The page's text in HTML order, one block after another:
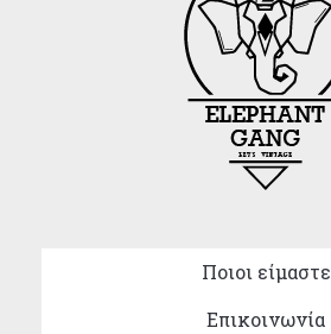
Ποιοι είμαστε
Επικοινωνία